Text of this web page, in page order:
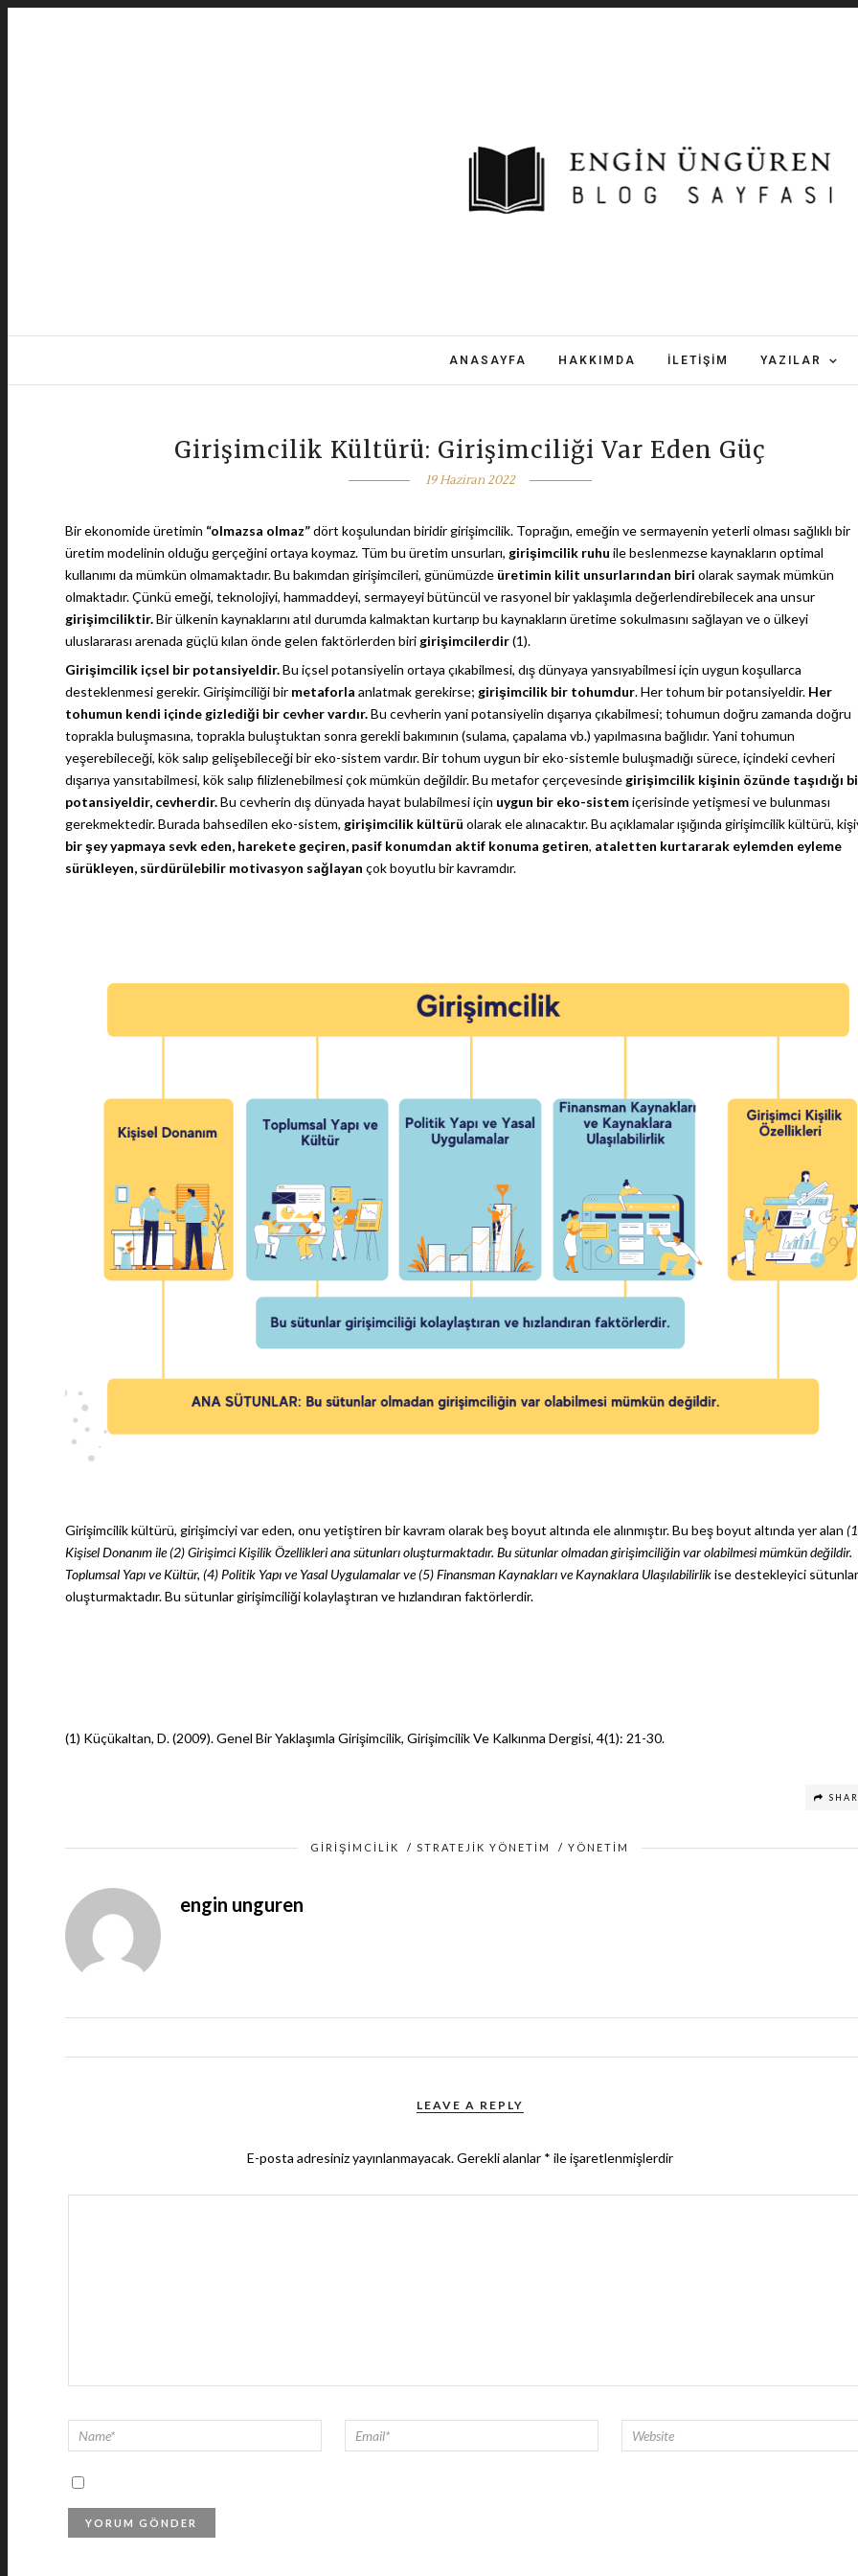
ANASAYFA HAKKIMDA İLETIŞIM YAZILAR
Girişimcilik Kültürü: Girişimciliği Var Eden Güç
19 Haziran 2022
Bir ekonomide üretimin “olmazsa olmaz”dört koşulundan biridir girişimcilik. Toprağın, emeğin ve sermayenin yeterli olması sağlıklı bir
üretim modelinin olduğu gerçeğini ortaya koymaz. Tüm bu üretim unsurları, girişimcilik ruhu ile beslenmezse kaynakların optimal
kullanımı da mümkün olmamaktadır. Bu bakımdan girişimcileri, günümüzde üretimin kilit unsurlarından biri olarak saymak mümkün
olmaktadır. Çünkü emeği, teknolojiyi, hammaddeyi, sermayeyi bütüncül ve rasyonel bir yaklaşımla değerlendirebilecek ana unsur
girişimciliktir.Bir ülkenin kaynaklarını atıl durumda kalmaktan kurtarıp bu kaynakların üretime sokulmasını sağlayan ve o ülkeyi
uluslararası arenada güçlü kılan önde gelen faktörlerden biri girişimcilerdir(1).
Girişimcilik içsel bir potansiyeldir.Bu içsel potansiyelin ortaya çıkabilmesi, dış dünyaya yansıyabilmesi için uygun koşullarca
desteklenmesi gerekir. Girişimciliği bir metaforla anlatmak gerekirse; girişimcilik bir tohumdur. Her tohum bir potansiyeldir. Her
tohumun kendi içinde gizlediği bir cevher vardır.Bu cevherin yani potansiyelin dışarıya çıkabilmesi; tohumun doğru zamanda doğru
toprakla buluşmasına, toprakla buluştuktan sonra gerekli bakımının (sulama, çapalama vb.) yapılmasına bağlıdır. Yani tohumun
yeşerebileceği, kök salıp gelişebileceği bir eko-sistem vardır. Bir tohum uygun bir eko-sistemle buluşmadığı sürece, içindeki cevheri
dışarıya yansıtabilmesi, kök salıp filizlenebilmesi çok mümkün değildir. Bu metafor çerçevesinde girişimcilik kişinin özünde taşıdığı
potansiyeldir, cevherdir.Bu cevherin dış dünyada hayat bulabilmesi için uygun bir eko-sistemiçerisinde yetişmesi ve bulunması
gerekmektedir. Burada bahsedilen eko-sistem, girişimcilik kültürü olarak ele alınacaktır. Bu açıklamalar ışığında girişimcilik kültürü,
bir şey yapmaya sevk eden, harekete geçiren, pasif konumdan aktif konuma getiren, ataletten kurtararak eylemden eyleme
sürükleyen, sürdürülebilir motivasyon sağlayan çok boyutlu bir kavramdır.
Girişimcilik kültürü, girişimciyi var eden, onu yetiştiren bir kavram olarak beş boyut altında ele alınmıştır. Bu beş boyut altında yer alan
Kişisel Donanım ile (2) Girişimci Kişilik Özellikleri ana sütunları oluşturmaktadır. Bu sütunlar olmadan girişimciliğin var olabilmesi mümkün değildir.
Toplumsal Yapı ve Kültür, (4) Politik Yapı ve Yasal Uygulamalar ve (5) Finansman Kaynakları ve Kaynaklara Ulaşılabilirlikise destekleyici
oluşturmaktadır. Bu sütunlar girişimciliği kolaylaştıran ve hızlandıran faktörlerdir.
(1) Küçükaltan, D. (2009). Genel Bir Yaklaşımla Girişimcilik, Girişimcilik Ve Kalkınma Dergisi, 4(1): 21-30.
GIRIŞIMCILIK /STRATEJIK YÖNETIM /YÖNETIM
engin unguren
LEAVE A REPLY
E-posta adresiniz yayınlanmayacak.Gerekli alanlar * ile işaretlenmişlerdir